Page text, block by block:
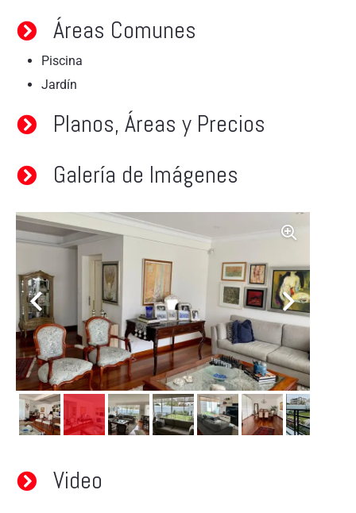
Áreas Comunes
Piscina
Jardín
Planos, Áreas y Precios
Galería de Imágenes
Video